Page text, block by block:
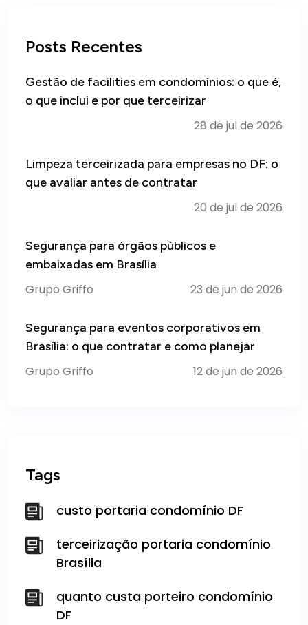
Posts Recentes
Gestão de facilities em condomínios: o que é,
o que inclui e por que terceirizar
28 de jul de 2026
Limpeza terceirizada para empresas no DF: o
que avaliar antes de contratar
20 de jul de 2026
Segurança para órgãos públicos e
embaixadas em Brasília
Grupo Griffo 23 de jun de 2026
Segurança para eventos corporativos em
Brasília: o que contratar e como planejar
Grupo Griffo 12 de jun de 2026
Tags
custo portaria condomínio DF
terceirização portaria condomínio
Brasília
quanto custa porteiro condomínio
DF